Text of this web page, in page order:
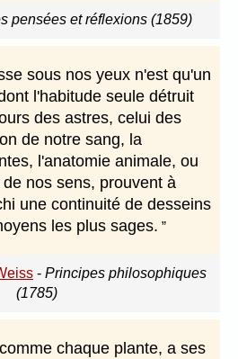
pensées et réflexions (1859)
sous nos yeux n'est qu'un
l'habitude seule détruit
des astres, celui des
de notre sang, la
l'anatomie animale, ou
de nos sens, prouvent à
une continuité de desseins
les plus sages.
- Principes philosophiques
(1785)
chaque plante, a ses